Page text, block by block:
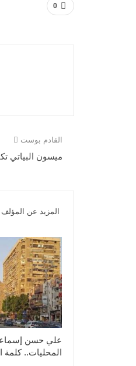
0
القادم بوست
ميسون البياتي
المزيد عن المؤلف
علي حسن
المحليات.. كلمة